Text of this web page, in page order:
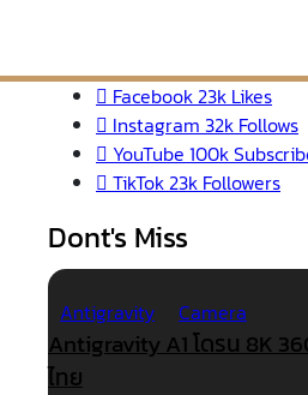
Facebook23k Likes
Instagram 32k Follows
YouTube 100k
TikTok23k Followers
Dont's Miss
Antigravity Camera
Antigravity A1 โดรน 8K
ไทย